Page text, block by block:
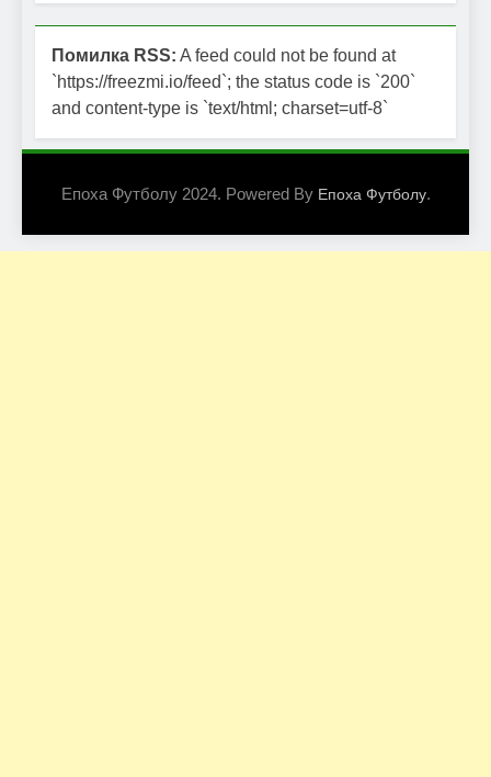
Помилка RSS: A feed could not be found at
`https://freezmi.io/feed`; the status code is `200`
and content-type is `text/html; charset=utf-8`
Епоха Футболу 2024. Powered By Епоха Футболу.